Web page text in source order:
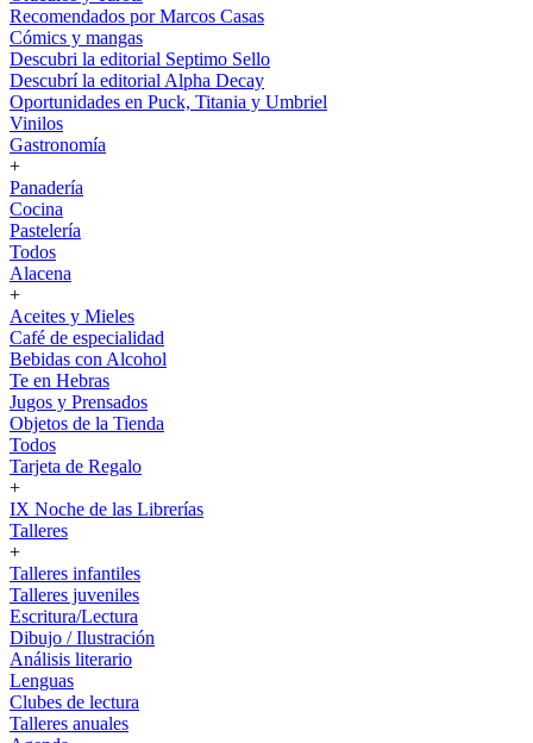
Recomendados por Marcos Casas
Cómics y mangas
Descubri la editorial Septimo Sello
Descubrí la editorial Alpha Decay
Oportunidades en Puck, Titania y Umbriel
Vinilos
Gastronomía
+
Panadería
Cocina
Pastelería
Todos
Alacena
+
Aceites y Mieles
Café de especialidad
Bebidas con Alcohol
Te en Hebras
Jugos y Prensados
Objetos de la Tienda
Todos
Tarjeta de Regalo
+
IX Noche de las Librerías
Talleres
+
Talleres infantiles
Talleres juveniles
Escritura/Lectura
Dibujo / Ilustración
Análisis literario
Lenguas
Clubes de lectura
Talleres anuales